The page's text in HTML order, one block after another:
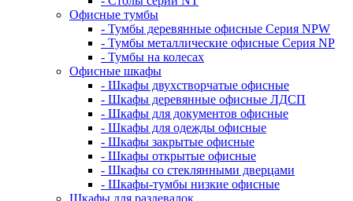
Офисные тумбы
- Тумбы деревянные офисные Серия NPW
- Тумбы металлические офисные Серия NP
- Тумбы на колесах
Офисные шкафы
- Шкафы двухстворчатые офисные
- Шкафы деревянные офисные ЛДСП
- Шкафы для документов офисные
- Шкафы для одежды офисные
- Шкафы закрытые офисные
- Шкафы открытые офисные
- Шкафы со стеклянными дверцами
- Шкафы-тумбы низкие офисные
Шкафы для раздевалок